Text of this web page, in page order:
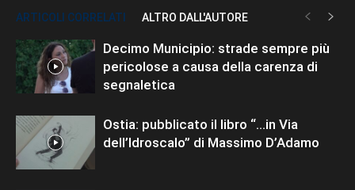
ARTICOLI CORRELATI ALTRO DALL'AUTORE
Decimo Municipio: strade sempre più
pericolose a causa della carenza di
segnaletica
Ostia: pubblicato il libro “…in Via
dell’Idroscalo” di Massimo D’Adamo